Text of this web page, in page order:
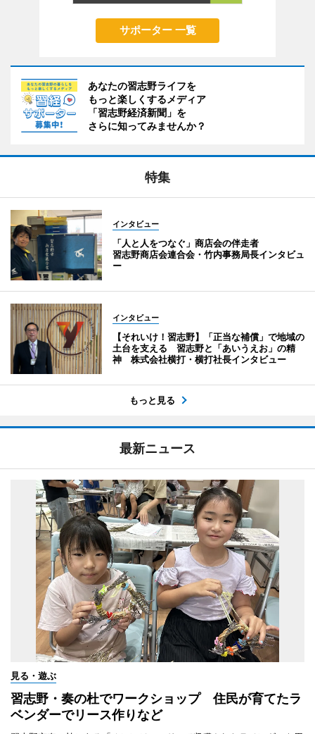
サポーター 一覧
あなたの習志野ライフを
もっと楽しくするメディア
「習志野経済新聞」を
さらに知ってみませんか？
特集
インタビュー
「人と人をつなぐ」商店会の伴走者
習志野商店会連合会・竹内事務局長インタビュ
ー
インタビュー
【それいけ！習志野】「正当な補償」で地域の
土台を支える 習志野と「あいうえお」の精
神 株式会社横打・横打社長インタビュー
もっと見る
最新ニュース
見る・遊ぶ
習志野・奏の杜でワークショップ 住民が育てたラ
ベンダーでリース作りなど